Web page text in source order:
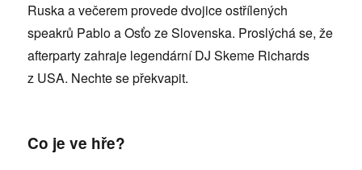
Ruska a večerem provede dvojice ostřílených
speakrů Pablo a Osťo ze Slovenska. Proslýchá se, že
afterparty zahraje legendární DJ Skeme Richards
z USA. Nechte se překvapit.
Co je ve hře?